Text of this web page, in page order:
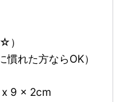
）
れた方ならOK）
x 9 x 2cm